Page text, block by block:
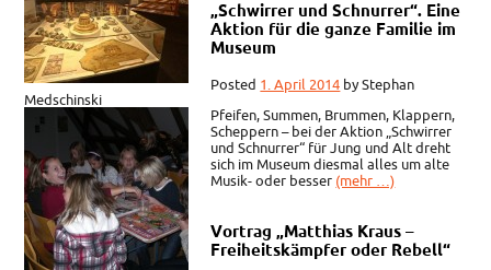
„Schwirrer und Schnurrer“. Eine
Aktion für die ganze Familie im
Museum
Posted 1. April 2014 byStephan
Medschinski
Pfeifen, Summen, Brummen, Klappern,
Scheppern – bei der Aktion „Schwirrer
und Schnurrer“ für Jung und Alt dreht
sich im Museum diesmal alles um alte
Musik- oder besser (mehr …)
Vortrag „Matthias Kraus –
Freiheitskämpfer oder Rebell“